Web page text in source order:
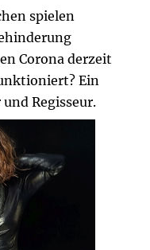
spielen
Corona derzeit
Ein
Regisseur.